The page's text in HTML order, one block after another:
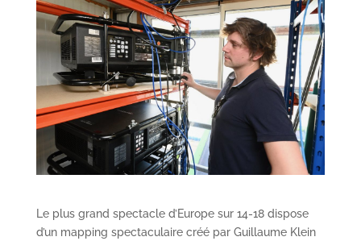
Le plus grand spectacle d’Europe sur 14-18 dispose
d’un mapping spectaculaire créé par Guillaume Klein